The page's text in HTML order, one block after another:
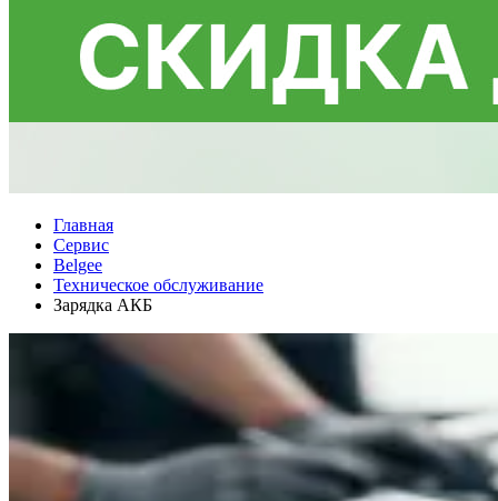
Главная
Сервис
Belgee
Техническое обслуживание
Зарядка АКБ